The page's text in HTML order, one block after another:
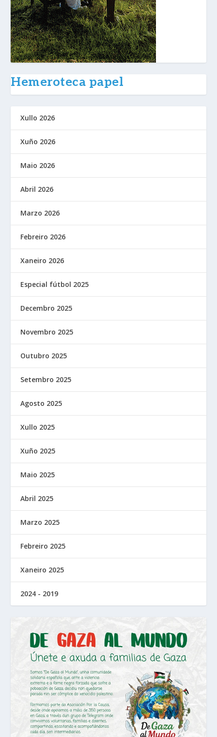
Hemeroteca papel
Xullo 2026
Xuño 2026
Maio 2026
Abril 2026
Marzo 2026
Febreiro 2026
Xaneiro 2026
Especial fútbol 2025
Decembro 2025
Novembro 2025
Outubro 2025
Setembro 2025
Agosto 2025
Xullo 2025
Xuño 2025
Maio 2025
Abril 2025
Marzo 2025
Febreiro 2025
Xaneiro 2025
2024 - 2019